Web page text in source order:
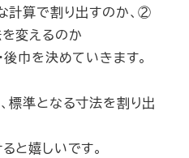
計算で割り出すのか、②
変えるのか
巾を決めていきます。
標準となる寸法を割り出
と嬉しいです。